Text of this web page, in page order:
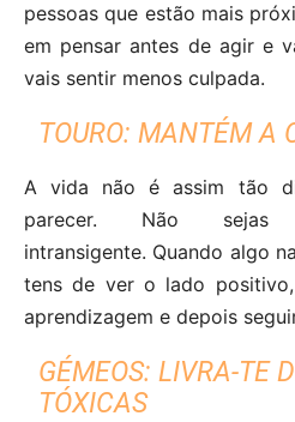
pessoas que estão mais
em pensar antes de agir e
vais sentir menos culpada.
TOURO: MANTÉM A
A vida não é assim tão
parecer. Não
intransigente. Quando algo
tens de ver o lado
aprendizagem e depois
GÉMEOS: LIVRA-TE
TÓXICAS